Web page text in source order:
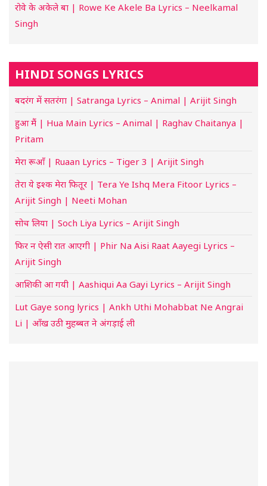
रोवे के अकेले बा | Rowe Ke Akele Ba Lyrics – Neelkamal
Singh
HINDI SONGS LYRICS
बदरंग में सतरंगा | Satranga Lyrics – Animal | Arijit Singh
हुआ मैं | Hua Main Lyrics – Animal | Raghav Chaitanya |
Pritam
मेरा रूआँ | Ruaan Lyrics – Tiger 3 | Arijit Singh
तेरा ये इश्क मेरा फितूर | Tera Ye Ishq Mera Fitoor Lyrics –
Arijit Singh | Neeti Mohan
सोच लिया | Soch Liya Lyrics – Arijit Singh
फिर न ऐसी रात आएगी | Phir Na Aisi Raat Aayegi Lyrics –
Arijit Singh
आशिकी आ गयी | Aashiqui Aa Gayi Lyrics – Arijit Singh
Lut Gaye song lyrics | Ankh Uthi Mohabbat Ne Angrai
Li | आँख उठी मुहब्बत ने अंगड़ाई ली